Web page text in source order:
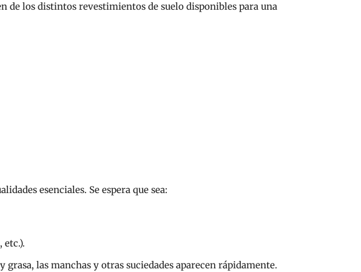
de los distintos revestimientos de suelo disponibles para una
esenciales. Se espera que sea:
etc.).
las manchas y otras suciedades aparecen rápidamente.